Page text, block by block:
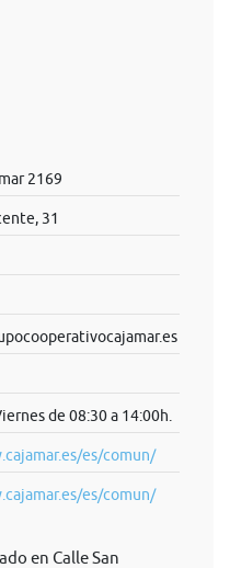
2169
31
de 08:30 a 14:00h.
es/comun/
es/comun/
en Calle San